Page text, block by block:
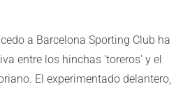
a Barcelona Sporting Club ha
entre los hinchas 'toreros' y el
El experimentado delantero,